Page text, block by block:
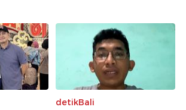
detikBali